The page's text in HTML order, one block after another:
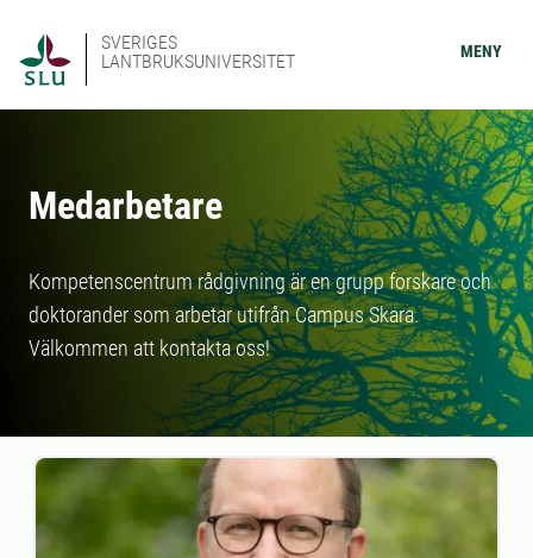
SVERIGES
LANTBRUKSUNIVERSITET
MENY
Medarbetare
Kompetenscentrum rådgivning är en grupp forskare och
doktorander som arbetar utifrån Campus Skara.
Välkommen att kontakta oss!